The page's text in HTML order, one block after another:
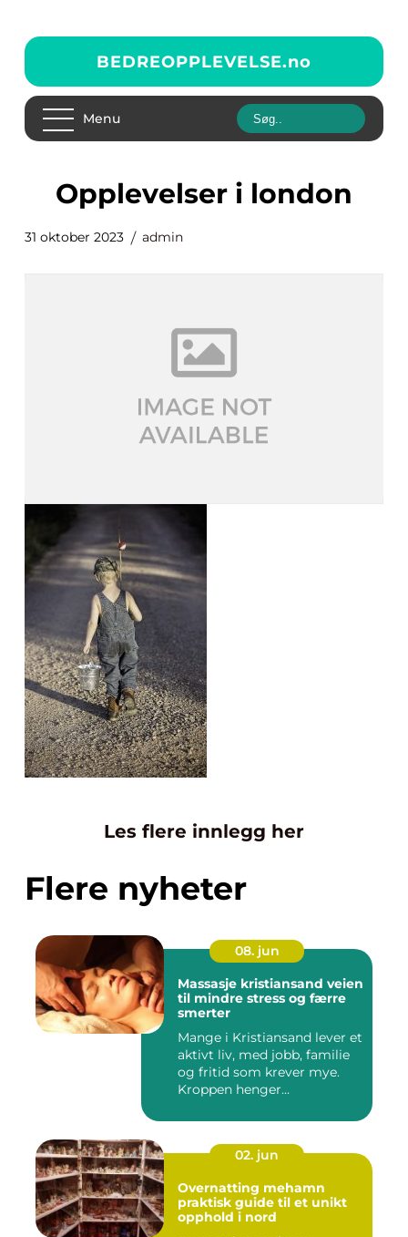
BEDREOPPLEVELSE.no
Menu
opplevelser i london
31 oktober 2023 admin
Les flere innlegg her
Flere nyheter
08. jun
Massasje kristiansand veien
til mindre stress og færre
smerter
Mange i Kristiansand lever et
aktivt liv, med jobb, familie
og fritid som krever mye.
Kroppen henger...
02. jun
Overnatting mehamn
praktisk guide til et unikt
opphold i nord